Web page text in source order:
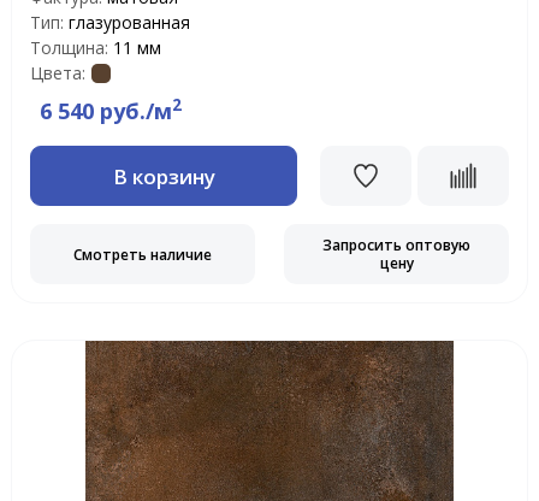
Тип: глазурованная
Толщина: 11 мм
Цвета:
6 540 руб./м2
В корзину
Смотреть наличие
Запросить оптовую
цену